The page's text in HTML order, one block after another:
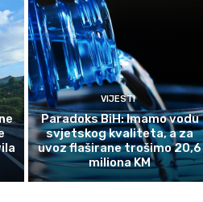
VIJESTI
Paradoks BiH: Imamo vodu
svjetskog kvaliteta, a za
uvoz flaširane trošimo 20,6
miliona KM